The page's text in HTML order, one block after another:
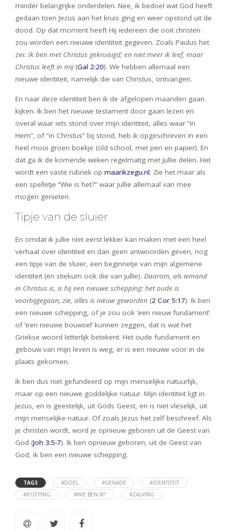
minder belangrijke onderdelen. Nee, ik bedoel wat God heeft
gedaan toen Jezus aan het kruis ging en weer opstond uit de
dood. Op dat moment heeft Hij iedereen die ooit christen
zou worden een nieuwe identiteit gegeven. Zoals Paulus het
zei: Ik ben met Christus gekruisigd; en niet meer ik leef, maar
Christus leeft in mij(Gal 2:20). We hebben allemaal een
nieuwe identiteit, namelijk die van Christus, ontvangen.
En naar deze identiteit ben ik de afgelopen maanden gaan
kijken. Ik ben het nieuwe testament door gaan lezen en
overal waar iets stond over mijn identiteit, alles waar “in
Hem”, of “in Christus” bij stond, heb ik opgeschreven in een
heel mooi groen boekje (old school, met pen en papier). En
dat ga ik de komende weken regelmatig met jullie delen. Het
wordt een vaste rubriek op maarikzegu.nl. Zie het maar als
een spelletje “Wie is het?” waar jullie allemaal van mee
mogen genieten.
Tipje van de sluier
En omdat ik jullie niet eerst lekker kan maken met een heel
verhaal over identiteit en dan geen antwoorden geven, nog
een tipje van de sluier, een beginnetje van mijn algemene
identiteit (en stiekum ook die van jullie). Daarom, als iemand
in Christus is, is hij een nieuwe schepping: het oude is
voorbijgegaan, zie, alles is nieuw geworden (2 Cor 5:17). Ik ben
een nieuwe schepping, of je zou ook ‘een nieuw fundament’
of ‘een nieuwe bouwsel’ kunnen zeggen, dat is wat het
Griekse woord letterlijk betekent. Het oude fundament en
gebouw van mijn leven is weg, er is een nieuwe voor in de
plaats gekomen.
Ik ben dus niet gefundeerd op mijn menselijke natuurlijk,
maar op een nieuwe goddelijke natuur. Mijn identiteit ligt in
Jezus, en is geestelijk, uit Gods Geest, en is niet vleselijk, uit
mijn menselijke natuur. Of zoals Jezus het zelf beschreef. Als
je christen wordt, word je opnieuw geboren uit de Geest van
God (Joh 3:5-7). Ik ben opnieuw geboren, uit de Geest van
God, ik ben een nieuwe schepping.
TAGS #DOEL #GENADE
#IDENTITEIT
#ROEPING
#WIE BEN IK? #ZALVING